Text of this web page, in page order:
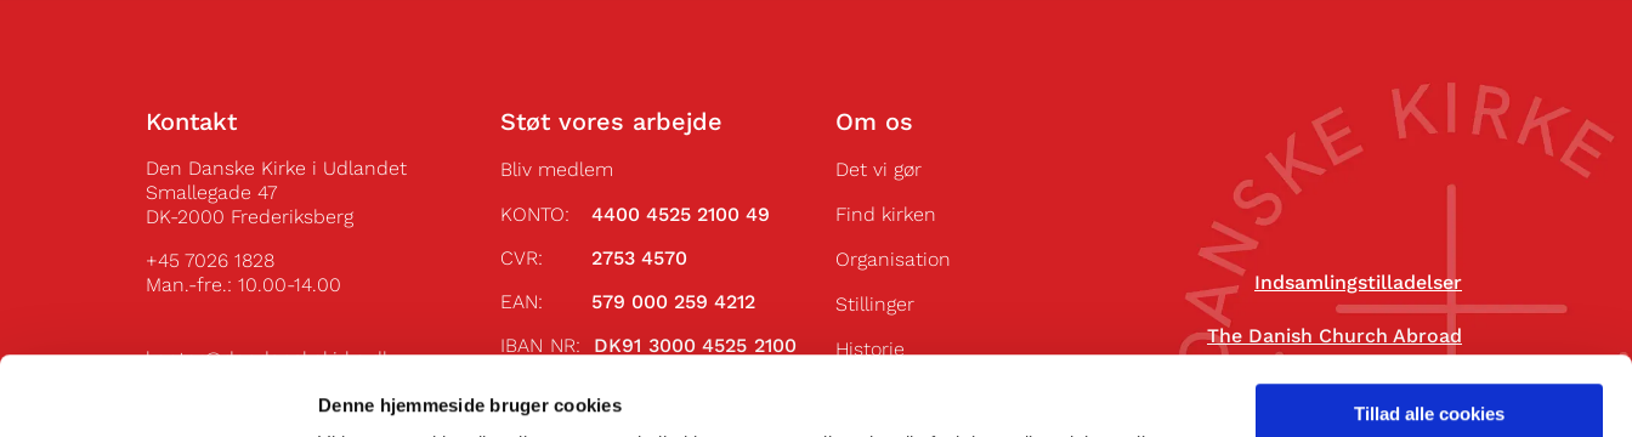
Denne hjemmeside bruger cookies
Tillad alle cookies
Kontakt
Den Danske Kirke i Udlandet
Smallegade 47
DK-2000 Frederiksberg
+45 7026 1828
Man.-fre.: 10.00-14.00
kontor@dendanskekirke.dk
Støt vores arbejde
Bliv medlem
KONTO:
4400 4525 2100 49
CVR: 2753 4570
EAN: 579 000 259 4212
IBAN NR: DK91 3000 4525 2100
DABADKKK
Om os
Det vi gør
Find kirken
Organisation
Stillinger
Historie
Indsamlingstilladelser
The Danish Church Abroad